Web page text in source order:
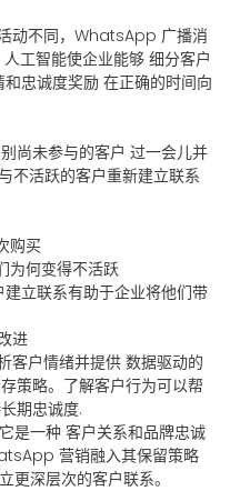
动不同，WhatsApp 广播消
人工智能使企业能够 细分客户
忠诚度奖励 在正确的时间向
尚未参与的客户 过一会儿并
不活跃的客户重新建立联系
购买
为何变得不活跃
立联系有助于企业将他们带
进
客户情绪并提供 数据驱动的
策略。了解客户行为可以帮
期忠诚度.
是一种 客户关系和品牌忠诚
营销融入其保留策略
更深层次的客户联系。